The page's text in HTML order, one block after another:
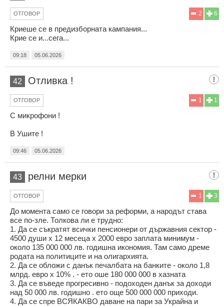
6
2
ОТГОВОР
Криеше се в предизборната кампания...
Крие се и...сега...
09:18 05.06.2026
42 Отливка !
1
1
ОТГОВОР
С микрофони !
В Ушите !
09:46 05.06.2026
43 релни мерки
3
1
ОТГОВОР
До момента само се говори за реформи, а народът става
все по-зле. Толкова ли е трудно:
1. Да се съкратят всички пенсионери от държавния сектор -
4500 души х 12 месеца х 2000 евро заплата минимум -
около 135 000 000 лв. годишна икономия. Там само дреме
родата на политиците и на олигархията.
2. Да се обложи с данък печалбата на банките - около 1,8
млрд. евро х 10% . - ето оше 180 000 000 в хазната
3. Да се въведе прогресивно - подоходен данък за доходи
над 50 000 лв. годишно . ето още 500 000 000 приходи.
4. Да се спре ВСЯКАКВО даване на пари за Украйна и